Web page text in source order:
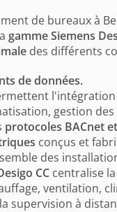
de bureaux à
gamme Siemens
des différents
de données.
l'intégration
gestion
protocoles BACnet
conçus et
des
CC centralise
ventilation,
supervision à